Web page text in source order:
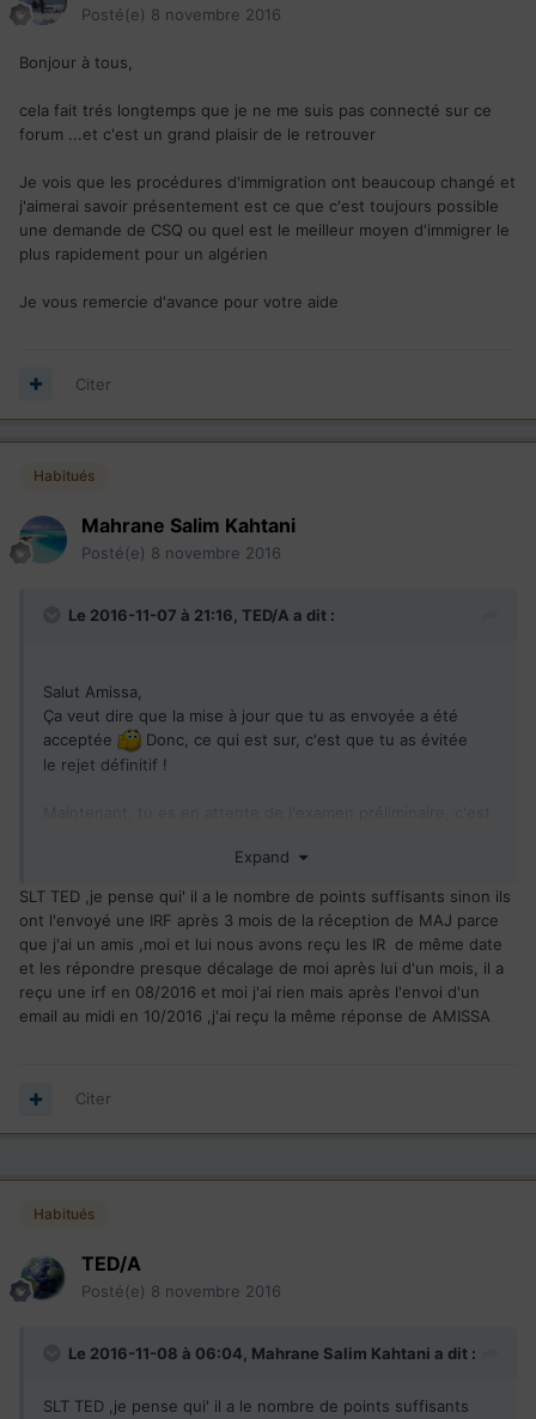
Posté(e) 8 novembre 2016
Bonjour à tous,
cela fait trés longtemps que je ne me suis pas connecté sur ce
forum ...et c'est un grand plaisir de le retrouver
Je vois que les procédures d'immigration ont beaucoup changé et
j'aimerai savoir présentement est ce que c'est toujours possible
une demande de CSQ ou quel est le meilleur moyen d'immigrer le
plus rapidement pour un algérien
Je vous remercie d'avance pour votre aide
Citer
Habitués
Mahrane Salim Kahtani
Posté(e) 8 novembre 2016
Le 2016-11-07 à 21:16, TED/A a dit :
Salut Amissa,
Ça veut dire que la mise à jour que tu as envoyée a été
acceptée
Donc, ce qui est sur, c'est que tu as évitée
le rejet définitif !
points ! Ils vont examiner ton dossier sous cet ongle, par
droit a ton CSQ...
C'est tout le mal que je te souhaite
Expand
SLT TED ,je pense qui' il a le nombre de points suffisants sinon ils
ont l'envoyé une IRF après 3 mois de la réception de MAJ parce
que j'ai un amis ,moi et lui nous avons reçu les IR de même date
et les répondre presque décalage de moi après lui d'un mois, il a
reçu une irf en 08/2016 et moi j'ai rien mais après l'envoi d'un
email au midi en 10/2016 ,j'ai reçu la même réponse de AMISSA
Citer
Habitués
TED/A
Posté(e) 8 novembre 2016
Le 2016-11-08 à 06:04, Mahrane Salim Kahtani a dit :
SLT TED ,je pense qui' il a le nombre de points suffisants